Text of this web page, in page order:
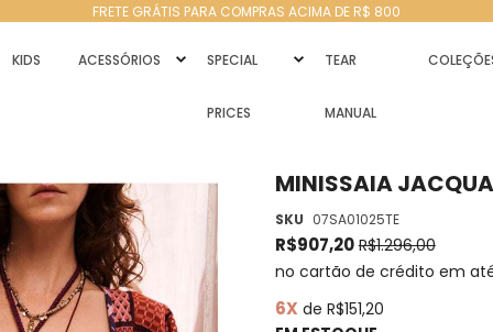
FRETE GRÁTIS PARA COMPRAS ACIMA DE R$ 800
KIDS ACESSÓRIOS SPECIAL
PRICES
TEAR
MANUAL
MINISSAIA
SKU 07SA01025TE
R$907,20 R$1.296,00
no cartão de crédito em
6X de R$151,20